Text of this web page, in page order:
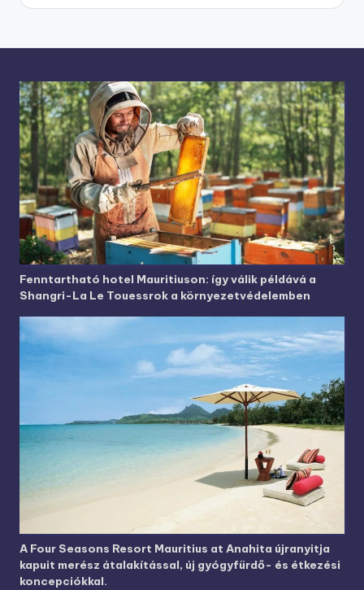
Fenntartható hotel Mauritiuson: így válik példává a
Shangri-La Le Touessrok a környezetvédelemben
A Four Seasons Resort Mauritius at Anahita újranyitja
kapuit merész átalakítással, új gyógyfürdő- és étkezési
koncepciókkal.